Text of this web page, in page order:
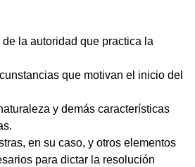
la autoridad que practica la
que motivan el inicio del
y demás características
en su caso, y otros elementos
para dictar la resolución